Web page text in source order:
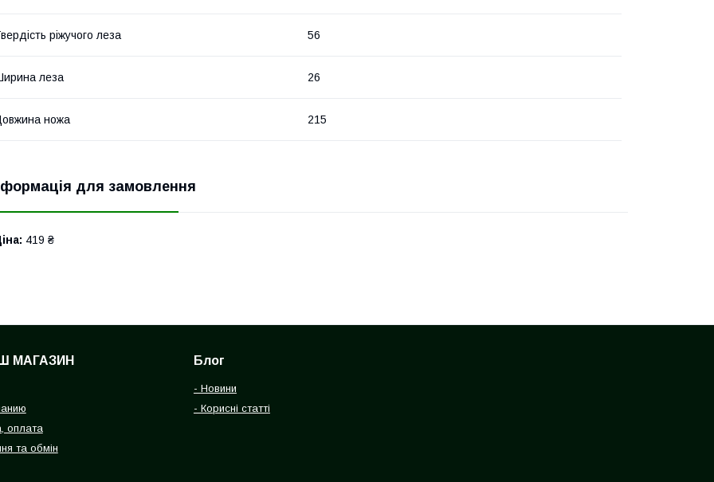
ріжучого леза 56
леза 26
ножа 215
для замовлення
419 ₴
МАГАЗИН
оплата
та обмін
Блог
- Новини
- Корисні статті